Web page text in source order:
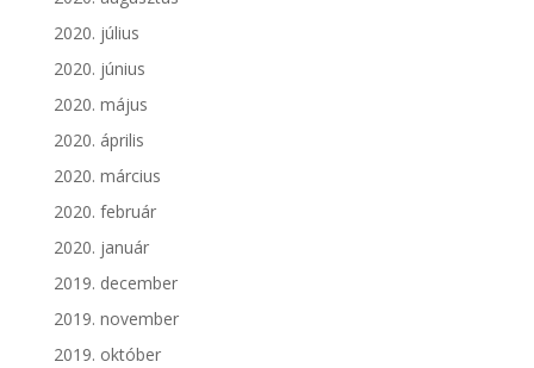
2020. július
2020. június
2020. május
2020. április
2020. március
2020. február
2020. január
2019. december
2019. november
2019. október